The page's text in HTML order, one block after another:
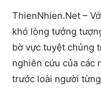
ThienNhien.Net –
khó lòng tưởng
bờ vực tuyệt chủng
nghiên cứu của các
trước loài người